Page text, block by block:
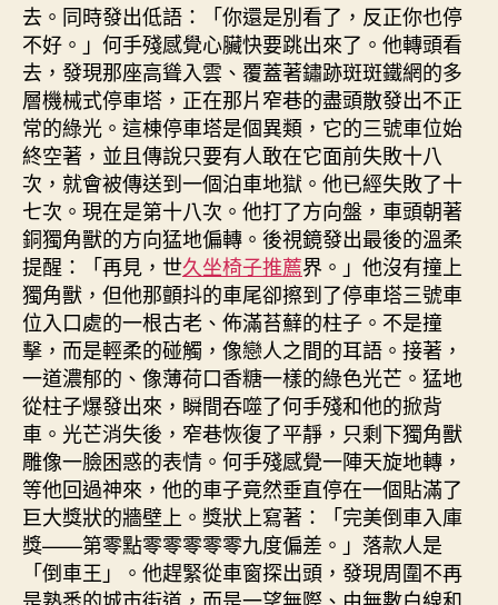
去。同時發出低語：「你還是別看了，反正你也停
不好。」何手殘感覺心臟快要跳出來了。他轉頭看
去，發現那座高聳入雲、覆蓋著鏽跡斑斑鐵網的多
層機械式停車塔，正在那片窄巷的盡頭散發出不正
常的綠光。這棟停車塔是個異類，它的三號車位始
終空著，並且傳說只要有人敢在它面前失敗十八
次，就會被傳送到一個泊車地獄。他已經失敗了十
七次。現在是第十八次。他打了方向盤，車頭朝著
銅獨角獸的方向猛地偏轉。後視鏡發出最後的溫柔
提醒：「再見，世久坐椅子推薦界。」他沒有撞上
獨角獸，但他那顫抖的車尾卻擦到了停車塔三號車
位入口處的一根古老、佈滿苔蘚的柱子。不是撞
擊，而是輕柔的碰觸，像戀人之間的耳語。接著，
一道濃郁的、像薄荷口香糖一樣的綠色光芒。猛地
從柱子爆發出來，瞬間吞噬了何手殘和他的掀背
車。光芒消失後，窄巷恢復了平靜，只剩下獨角獸
雕像一臉困惑的表情。何手殘感覺一陣天旋地轉，
等他回過神來，他的車子竟然垂直停在一個貼滿了
巨大獎狀的牆壁上。獎狀上寫著：「完美倒車入庫
獎——第零點零零零零零九度偏差。」落款人是
「倒車王」。他趕緊從車窗探出頭，發現周圍不再